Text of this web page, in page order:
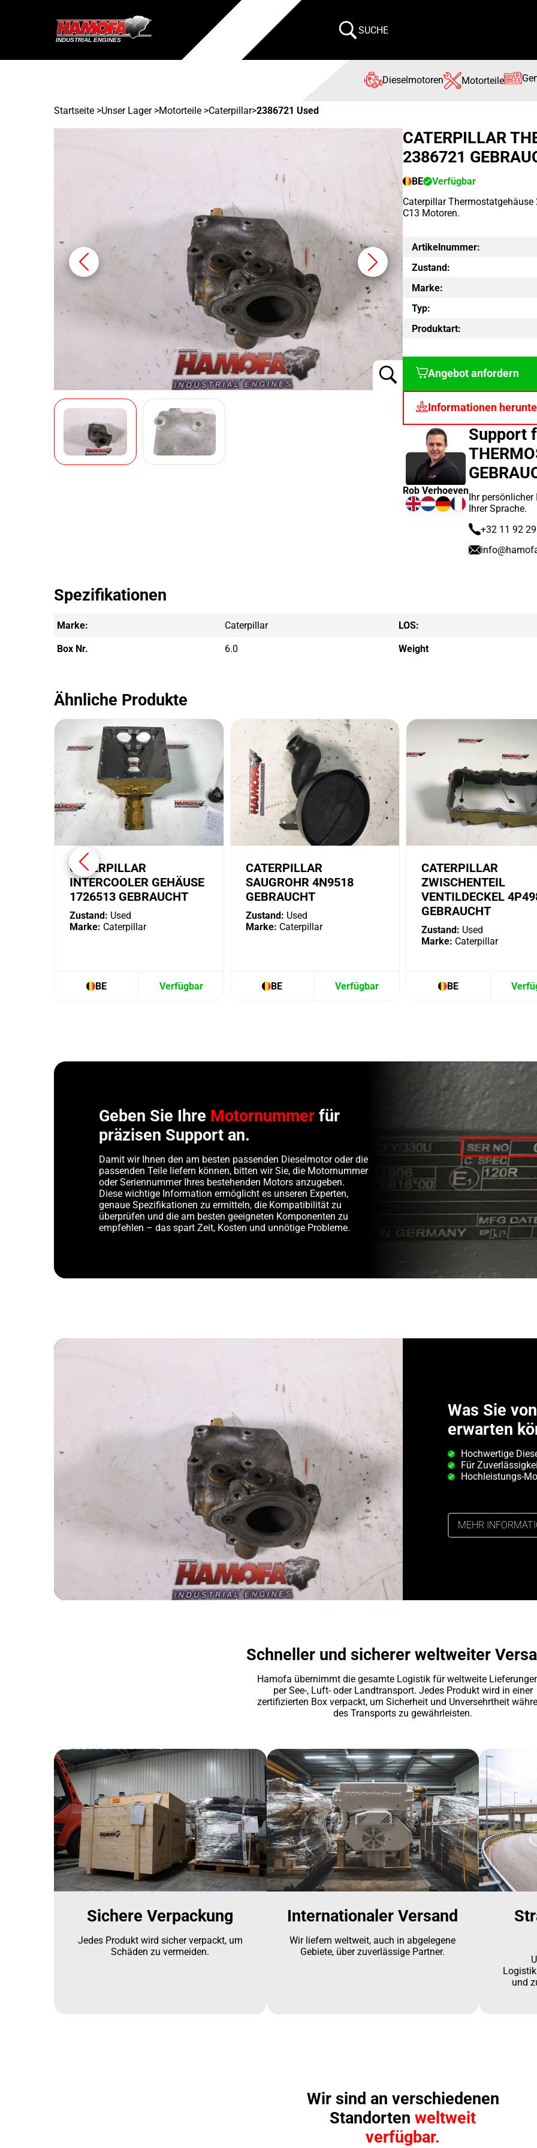
SUCHE
Dieselmotoren Motorteile
Startseite >Unser Lager>Motorteile >Caterpillar>2386721 Used
CATERPILLAR
2386721
BE
Verfügbar
Caterpillar
C13 Motoren.
Artikelnummer:
Zustand:
Marke:
Typ:
Produktart:
Angebot anfordern
Informationen
Support
Ihr persönlicher
Ihrer Sprache.
+32 11 92
Rob Verhoeven
Spezifikationen
Marke: Caterpillar LOS:
Box Nr. 6.0 Weight
Ähnliche Produkte
CATERPILLAR
INTERCOOLER GEHÄUSE
1726513 GEBRAUCHT
Zustand: Used
Marke: Caterpillar
BE Verfügbar
CATERPILLAR
SAUGROHR 4N9518
GEBRAUCHT
Zustand: Used
Marke: Caterpillar
BE Verfügbar
CATERPILLAR
ZWISCHENTEIL
VENTILDECKEL
GEBRAUCHT
Zustand: Used
Marke: Caterpillar
BE
Geben Sie Ihre Motornummer für
präzisen Support an.
Damit wir Ihnen den am besten passenden Dieselmotor oder die
passenden Teile liefern können, bitten wir Sie, die Motornummer
oder Seriennummer Ihres bestehenden Motors anzugeben.
Diese wichtige Information ermöglicht es unseren Experten,
genaue Spezifikationen zu ermitteln, die Kompatibilität zu
überprüfen und die am besten geeigneten Komponenten zu
empfehlen – das spart Zeit, Kosten und unnötige Probleme.
Was Sie von
erwarten
Hochwertige
Für
Hochleistungs-
MEHR
Schneller und sicherer weltweiter
Hamofa übernimmt die gesamte Logistik für weltweite
per See-, Luft- oder Landtransport. Jedes Produkt wird in einer
zertifizierten Box verpackt, um Sicherheit und Unversehrtheit
des Transports zu gewährleisten.
Sichere Verpackung
Jedes Produkt wird sicher verpackt, um
Schäden zu vermeiden.
Internationaler Versand
Wir liefern weltweit, auch in abgelegene
Gebiete, über zuverlässige Partner.
und
Wir sind an verschiedenen
Standorten weltweit
verfügbar.